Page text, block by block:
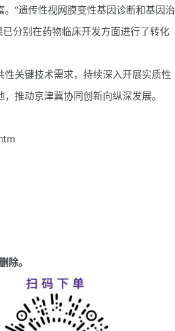
“遗传性视网膜变性基因诊断和基因治
分别在药物临床开发方面进行了转化
关键技术需求，持续深入开展实质性
推动京津冀协同创新向纵深发展。
除。